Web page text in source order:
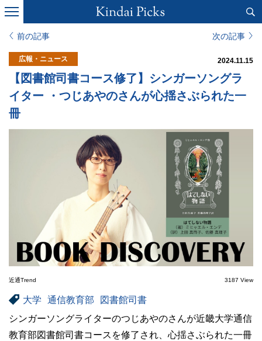
前の記事 次の記事
広報・ニュース 2024.11.15
【図書館司書コース修了】シンガーソングラ
イター ・つじあやのさんが心揺さぶられた一
冊
近通Trend 3187 View
大学 通信教育部
図書館司書
シンガーソングライターのつじあやのさんが近畿大学通信
教育部図書館司書コースを修了され、心揺さぶられた一冊